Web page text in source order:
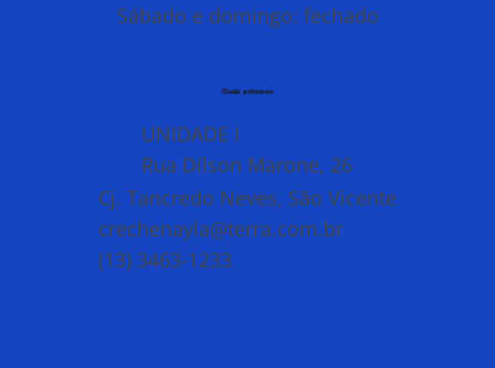
Sábado e domingo: fechado
Onde estamos
UNIDADE I
Rua Dílson Marone, 26
Cj. Tancredo Neves, São Vicente
crechenayla@terra.com.br
(13) 3463-1233